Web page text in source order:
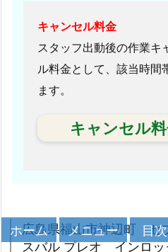
築
2
年
シ
ガ
ー
キャンセル料金
スタッフ出動後の作業キ
ル料金として、該当時間
ます。
キャンセル
広島県福山市神辺町 セ
スバル プレオ インロッ
ホーム メニュー 目次